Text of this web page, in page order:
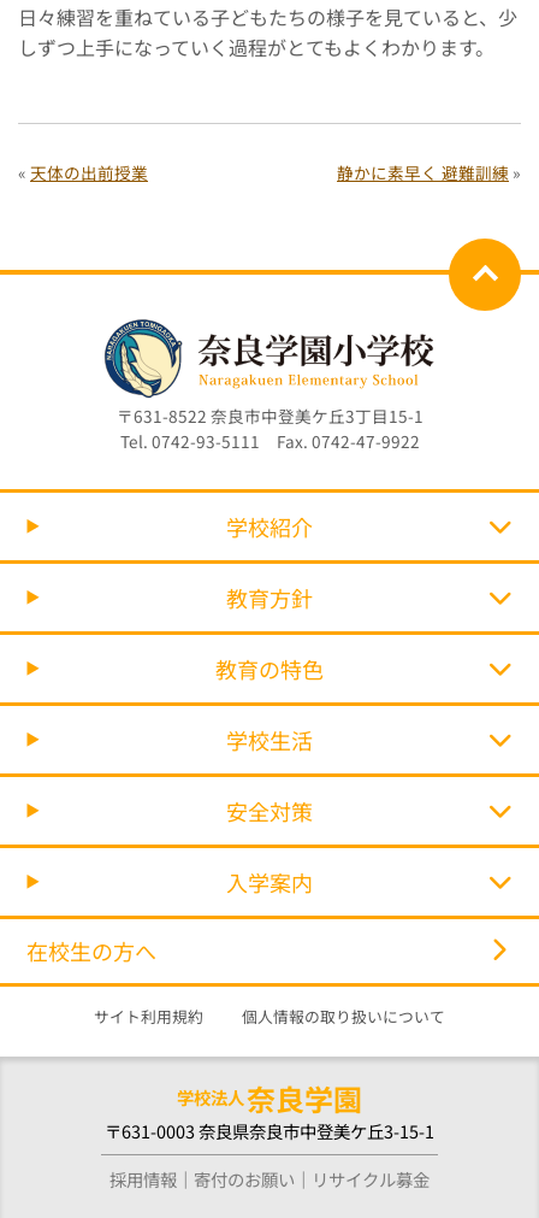
日々練習を重ねている子どもたちの様子を見ていると、少
しずつ上手になっていく過程がとてもよくわかります。
« 天体の出前授業 静かに素早く 避難訓練 »
〒631-8522 奈良市中登美ケ丘3丁目15-1
Tel. 0742-93-5111 Fax. 0742-47-9922
学校紹介
教育方針
教育の特色
学校生活
安全対策
入学案内
在校生の方へ
サイト利用規約 個人情報の取り扱いについて
学校法人奈良学園
〒631-0003 奈良県奈良市中登美ケ丘3-15-1
採用情報
寄付のお願い リサイクル募金